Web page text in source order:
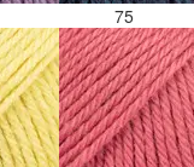
75